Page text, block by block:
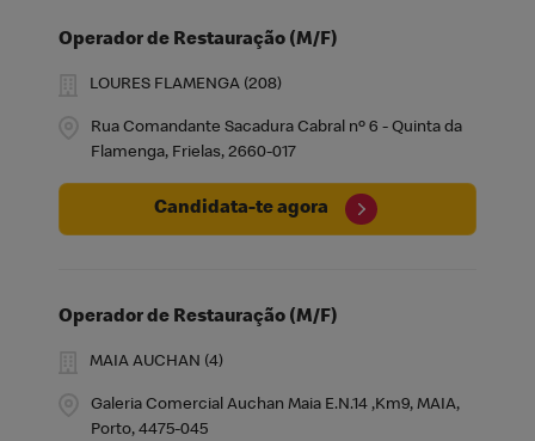
Operador de Restauração (M/F)
Rua Comandante Sacadura Cabral nº 6 - Quinta da
Flamenga, Frielas, 2660-017
LOURES FLAMENGA (208)
Candidata-te agora
Operador de Restauração (M/F)
Galeria Comercial Auchan Maia E.N.14 ,Km9, MAIA,
Porto, 4475-045
MAIA AUCHAN (4)